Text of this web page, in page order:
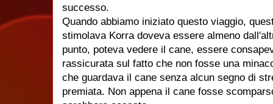
successo.
Quando abbiamo iniziato questo viaggio,
stimolava Korra doveva essere almeno
punto, poteva vedere il cane, essere
rassicurata sul fatto che non fosse una
che guardava il cane senza alcun segno di
premiata. Non appena il cane fosse